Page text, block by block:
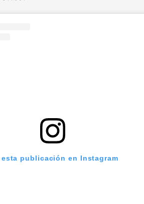
esta publicación en Instagram